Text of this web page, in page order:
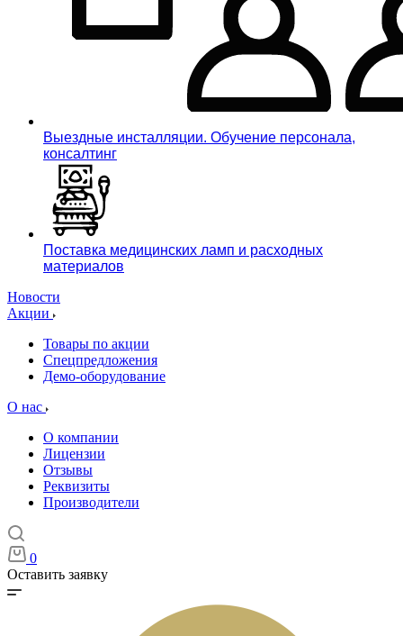
Выездные инсталляции. Обучение персонала,
консалтинг
Поставка медицинских ламп и расходных
материалов
Новости
Акции
Товары по акции
Спецпредложения
Демо-оборудование
О нас
О компании
Лицензии
Отзывы
Реквизиты
Производители
0
Оставить заявку